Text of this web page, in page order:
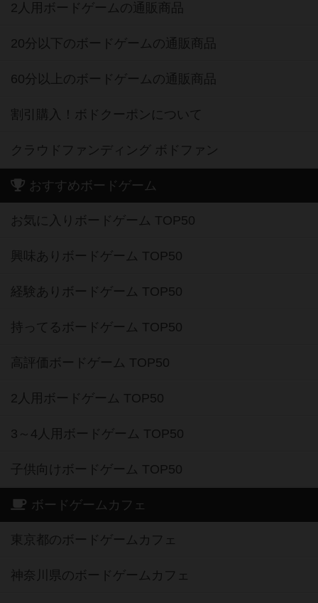
2人用ボードゲームの通販商品
20分以下のボードゲームの通販商品
60分以上のボードゲームの通販商品
割引購入！ボドクーポンについて
クラウドファンディング ボドファン
おすすめボードゲーム
お気に入りボードゲーム TOP50
興味ありボードゲーム TOP50
経験ありボードゲーム TOP50
持ってるボードゲーム TOP50
高評価ボードゲーム TOP50
2人用ボードゲーム TOP50
3～4人用ボードゲーム TOP50
子供向けボードゲーム TOP50
ボードゲームカフェ
東京都のボードゲームカフェ
神奈川県のボードゲームカフェ